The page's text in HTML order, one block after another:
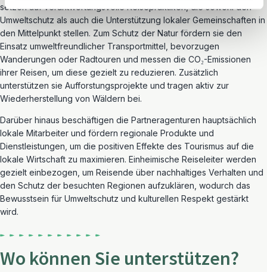
setzen auf verantwortungsvolle Reisepraktiken, die sowohl den
Umweltschutz als auch die Unterstützung lokaler Gemeinschaften in
den Mittelpunkt stellen. Zum Schutz der Natur fördern sie den
Einsatz umweltfreundlicher Transportmittel, bevorzugen
Wanderungen oder Radtouren und messen die CO₂-Emissionen
ihrer Reisen, um diese gezielt zu reduzieren. Zusätzlich
unterstützen sie Aufforstungsprojekte und tragen aktiv zur
Wiederherstellung von Wäldern bei.
Darüber hinaus beschäftigen die Partneragenturen hauptsächlich
lokale Mitarbeiter und fördern regionale Produkte und
Dienstleistungen, um die positiven Effekte des Tourismus auf die
lokale Wirtschaft zu maximieren. Einheimische Reiseleiter werden
gezielt einbezogen, um Reisende über nachhaltiges Verhalten und
den Schutz der besuchten Regionen aufzuklären, wodurch das
Bewusstsein für Umweltschutz und kulturellen Respekt gestärkt
wird.
Wo können Sie unterstützen?